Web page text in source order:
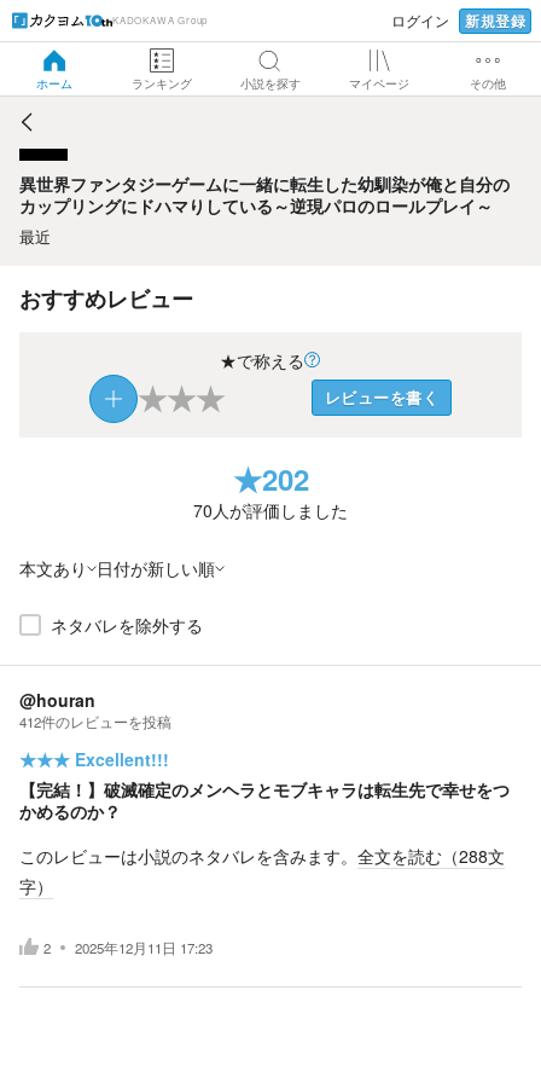
KADOKAWA Group ログイン 新規登録
ホーム ランキング 小説を探す マイページ その他
異世界ファンタジーゲームに一緒に転生した幼馴染が俺と自
分のカップリングにドハマりしている～逆現パロのロールプ
レイ～
異世界ファンタジーゲームに一緒に転生した幼馴染が俺と自分の
カップリングにドハマりしている～逆現パロのロールプレイ～
最近
おすすめレビュー
★で称える
★★★ レビューを書く
★202
70人が評価しました
本文あり 日付が新しい順
ネタバレを除外する
@houran
412件のレビューを投稿
★★★ Excellent!!!
【完結！】破滅確定のメンヘラとモブキャラは転生先で幸せをつ
かめるのか？
このレビューは小説のネタバレを含みます。 全文を読む（288文
字）
2 2025年12月11日 17:23